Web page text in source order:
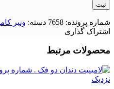
شماره پرونده: 7658 دسته: ونیر
اشتراک گذاری
محصولات مرتبط
نزدیک